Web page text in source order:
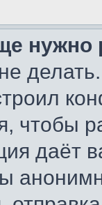
нужно
чтобы
даёт